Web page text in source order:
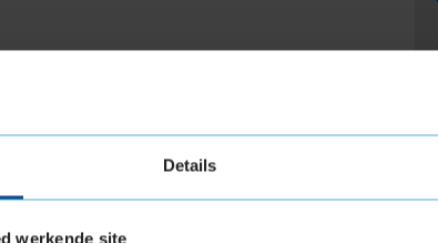
Details
werkende site
tijd en de juiste plaats te leveren.
niet wordt gehaald, bijvoorbeeld
die niet tijdig levert. Vervelend, maar